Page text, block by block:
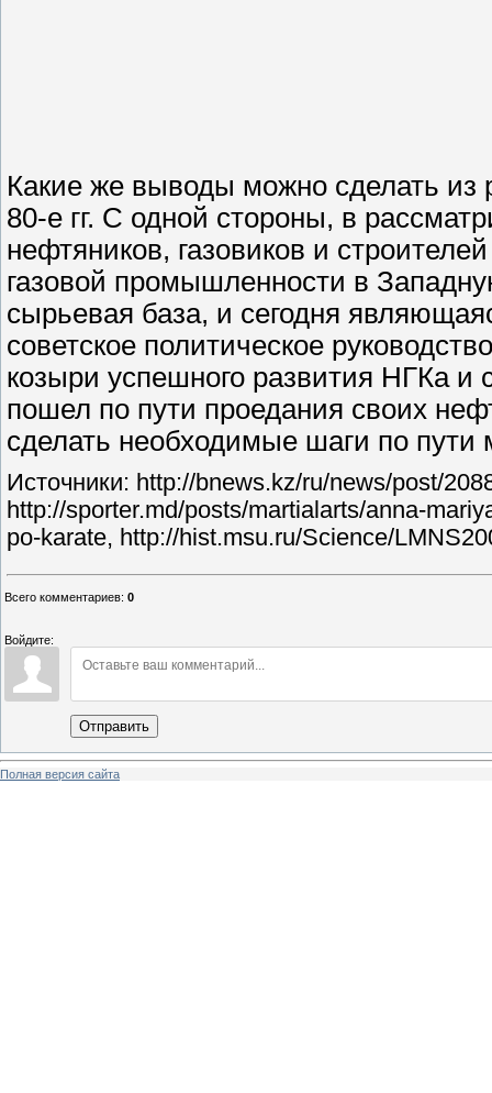
Какие же выводы можно сделать
80-е гг. С одной стороны, в
нефтяников, газовиков и
газовой промышленности в
сырьевая база, и сегодня
советское политическое
козыри успешного развития НГКа
пошел по пути проедания своих
сделать необходимые шаги по пути
Источники: http://bnews.kz/ru/news/post/
http://sporter.md/posts/martialarts/anna-
po-karate, http://hist.msu.ru/Science/
Всего комментариев: 0
Войдите:
Отправить
Полная версия сайта